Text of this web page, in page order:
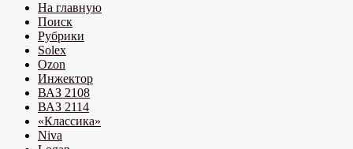
На главную
Поиск
Рубрики
Solex
Ozon
Инжектор
ВАЗ 2108
ВАЗ 2114
«Классика»
Niva